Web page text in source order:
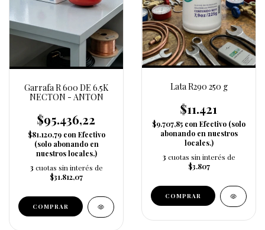
Garrafa R 600 DE 6.5K
NECTON - ANTON
$95.436,22
$81.120,79 con Efectivo
(solo abonando en
nuestros locales.)
3 cuotas sin interés de
$31.812,07
Lata R290 250 g
$11.421
$9.707,85 con Efectivo (solo
abonando en nuestros
locales.)
3 cuotas sin interés de
$3.807